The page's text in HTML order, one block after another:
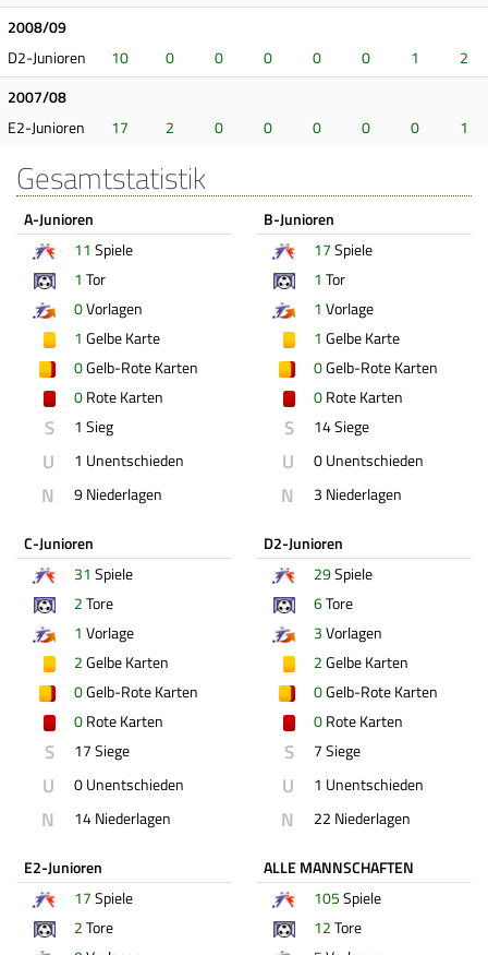
2008/09
D2-Junioren
10 0 0 0 0 0 1
2
2007/08
E2-Junioren
17 2 0 0 0 0 0 1
Gesamtstatistik
A-Junioren
11 Spiele
1 Tor
0Vorlagen
1 Gelbe Karte
0Gelb-Rote Karten
0Rote Karten
S 1 Sieg
U 1 Unentschieden
N 9 Niederlagen
B-Junioren
17Spiele
1 Tor
1 Vorlage
1 Gelbe Karte
0Gelb-Rote Karten
0Rote Karten
S 14 Siege
U 0 Unentschieden
N 3 Niederlagen
C-Junioren
31 Spiele
2Tore
1 Vorlage
2Gelbe Karten
0Gelb-Rote Karten
0Rote Karten
S 17 Siege
U 0 Unentschieden
N 14 Niederlagen
D2-Junioren
29Spiele
6Tore
3Vorlagen
2Gelbe Karten
0Gelb-Rote Karten
0Rote Karten
S 7 Siege
U 1 Unentschieden
N 22 Niederlagen
E2-Junioren
17Spiele
2Tore
ALLE MANNSCHAFTEN
105Spiele
12Tore